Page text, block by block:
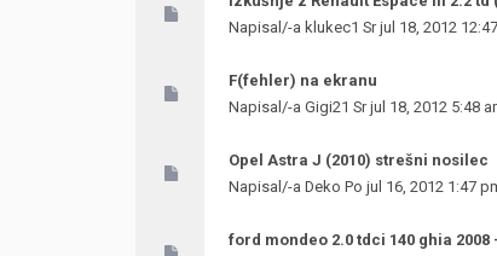
Napisal/-a klukec1 Sr jul 18, 2012
F(fehler) na ekranu
Napisal/-a Gigi21 Sr jul 18, 2012 5:48
Opel Astra J (2010) strešni nosilec
Napisal/-a Deko Po jul 16, 2012 1:47
ford mondeo 2.0 tdci 140 ghia 2008